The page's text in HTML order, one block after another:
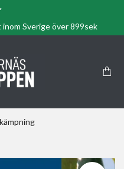
Sverige över 899sek